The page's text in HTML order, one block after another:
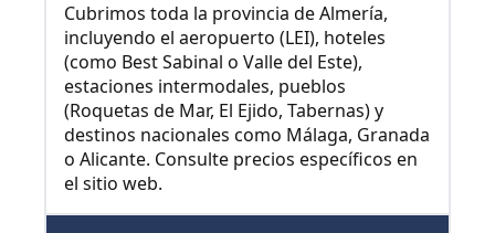
Cubrimos toda la provincia de Almería,
incluyendo el aeropuerto (LEI), hoteles
(como Best Sabinal o Valle del Este),
estaciones intermodales, pueblos
(Roquetas de Mar, El Ejido, Tabernas) y
destinos nacionales como Málaga, Granada
o Alicante. Consulte precios específicos en
el sitio web.